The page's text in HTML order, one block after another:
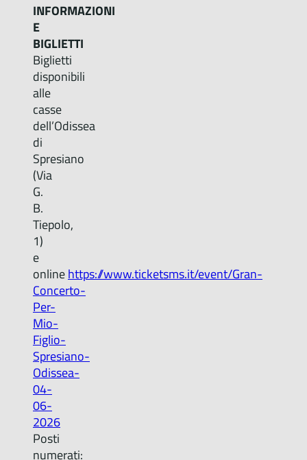
INFORMAZIONI
E
BIGLIETTI
Biglietti
disponibili
alle
casse
dell’Odissea
di
Spresiano
(Via
G.
B.
Tiepolo,
1)
e
onlinehttps://www.ticketsms.it/event/Gran-
Concerto-
Per-
Mio-
Figlio-
Spresiano-
Odissea-
04-
06-
2026
Posti
numerati: